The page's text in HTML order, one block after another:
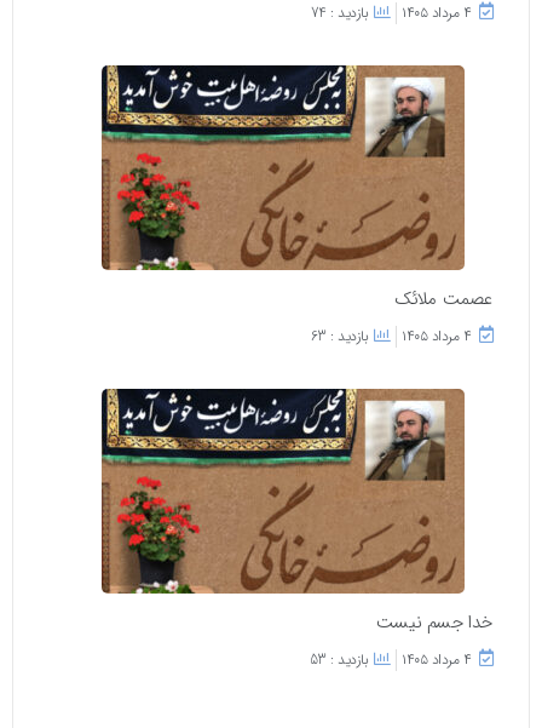
۴ مرداد ۱۴۰۵ بازدید : 74
عصمت ملائک
۴ مرداد ۱۴۰۵ بازدید : 63
خدا جسم نیست
۴ مرداد ۱۴۰۵ بازدید : 53